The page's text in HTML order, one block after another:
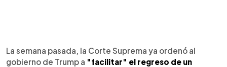
La semana pasada, la Corte Suprema ya ordenó al
gobierno de Trump a "facilitar" el regreso de un